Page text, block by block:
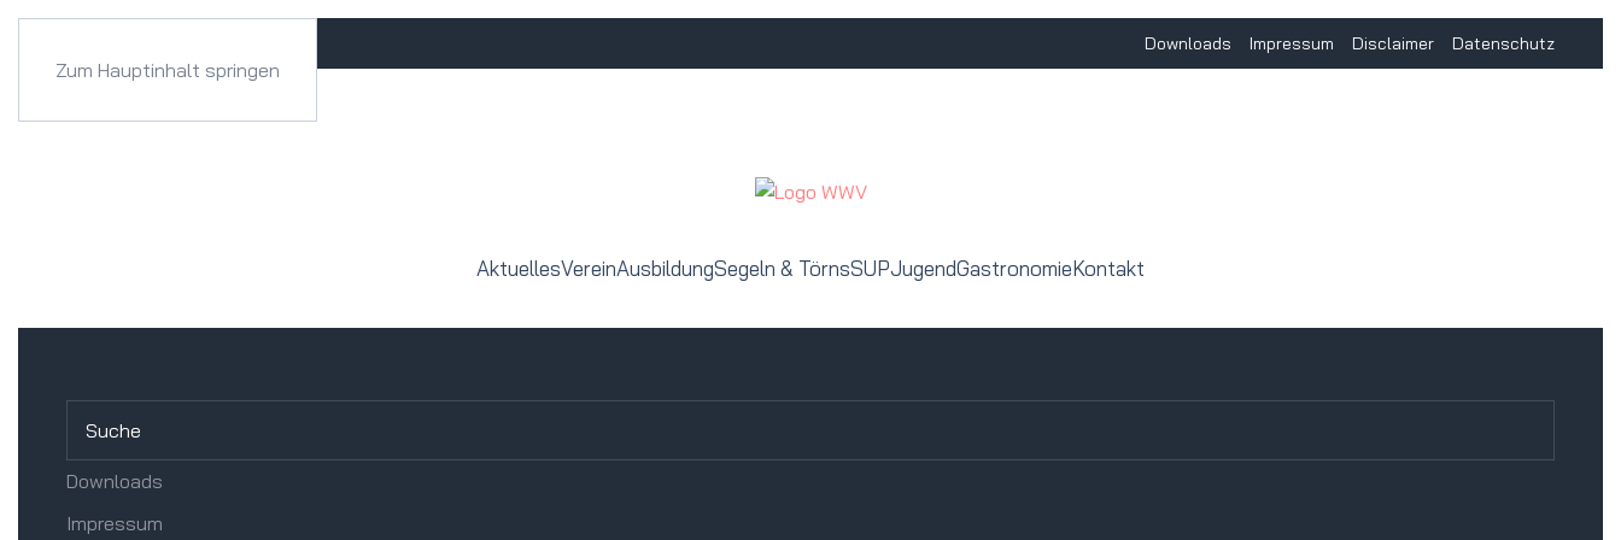
Zum Hauptinhalt springen
Downloads Impressum Disclaimer Datenschutz
AktuellesVereinAusbildungSegeln & TörnsSUPJugendGastronomieKontakt
Downloads
Impressum